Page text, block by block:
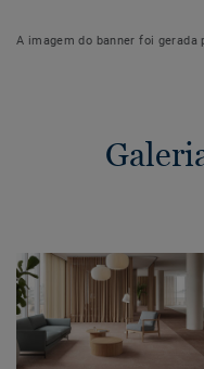
A imagem do banner foi